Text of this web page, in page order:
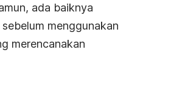
ada baiknya
menggunakan
merencanakan